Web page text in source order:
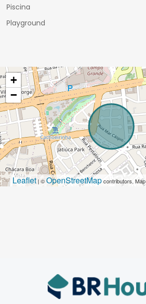
Piscina
Playground
+
−
Leaflet | ©OpenStreetMapcontributors,